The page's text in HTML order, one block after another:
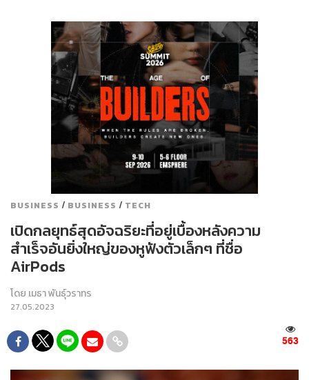
BUSINESS / BUSINESS / TECH
เปิดกลยุทธ์สุดอัจฉริยะที่อยู่เบื้องหลังความ
สำเร็จอันยิ่งใหญ่ของหูฟังตัวเล็กๆ ที่ชื่อ
AirPods
โดย เมธา พันธุ์วราทร
27.05.2023
563